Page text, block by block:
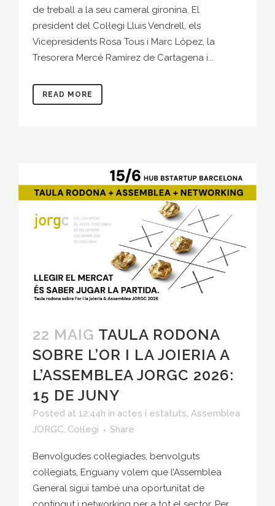
de treball a la seu cameral gironina. El
president del Col·legi Lluis Vendrell, els
Vicepresidents Rosa Tous i Marc López, la
Tresorera Mercè Ramírez de Cartagena i...
READ MORE
22 MAIG TAULA RODONA
SOBRE L’OR I LA JOIERIA A
L’ASSEMBLEA JORGC 2026:
15 DE JUNY
Posted at 12:44h in actes i estatuts, Assemblea
JORGC, Col·legi Share
Benvolgudes col·legiades, benvolguts
col·legiats, Enguany volem que l’Assemblea
General sigui també una oportunitat de